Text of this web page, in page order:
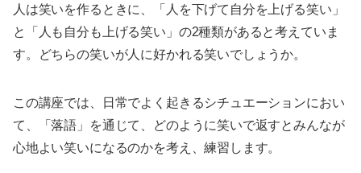
人は笑いを作るときに、「人を下げて自分を上げる笑い」
と「人も自分も上げる笑い」の2種類があると考えていま
す。どちらの笑いが人に好かれる笑いでしょうか。
この講座では、日常でよく起きるシチュエーションにおい
て、「落語」を通じて、どのように笑いで返すとみんなが
心地よい笑いになるのかを考え、練習します。